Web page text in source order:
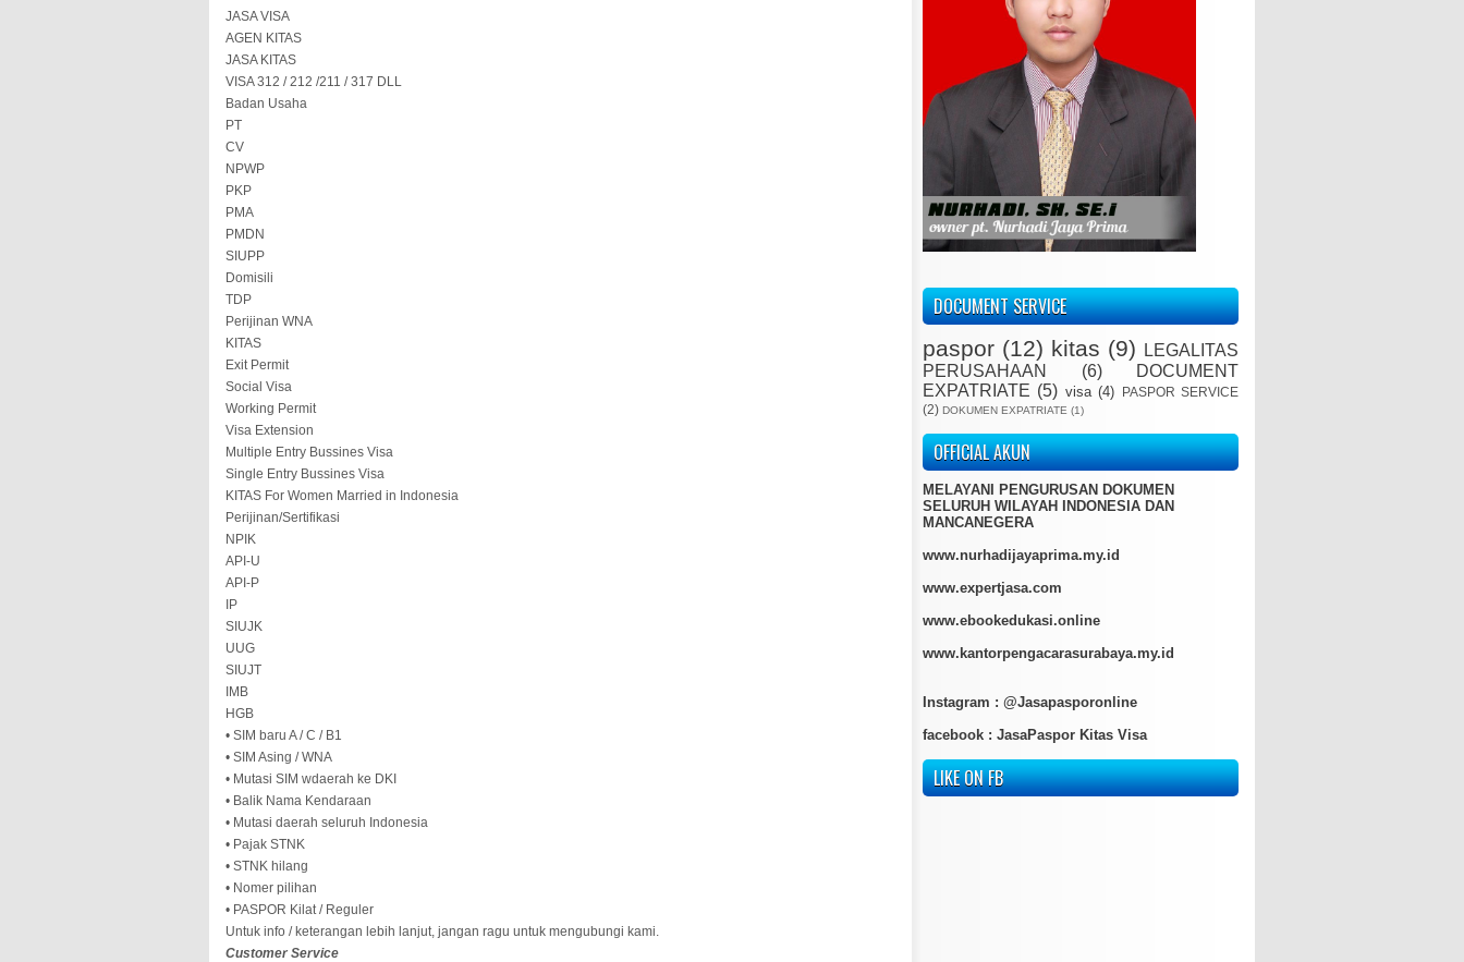
JASA VISA
AGEN KITAS
JASA KITAS
VISA 312 / 212 /211 / 317 DLL
Badan Usaha
PT
CV
NPWP
PKP
PMA
PMDN
SIUPP
Domisili
TDP
Perijinan WNA
KITAS
Exit Permit
Social Visa
Working Permit
Visa Extension
Multiple Entry Bussines Visa
Single Entry Bussines Visa
KITAS For Women Married in Indonesia
Perijinan/Sertifikasi
NPIK
API-U
API-P
IP
SIUJK
UUG
SIUJT
IMB
HGB
• SIM baru A / C / B1
• SIM Asing / WNA
• Mutasi SIM wdaerah ke DKI
• Balik Nama Kendaraan
• Mutasi daerah seluruh Indonesia
• Pajak STNK
• STNK hilang
• Nomer pilihan
• PASPOR Kilat / Reguler
Untuk info / keterangan lebih lanjut, jangan ragu untuk mengubungi kami.
Customer Service
DOCUMENT SERVICE
paspor (12) kitas (9)
LEGALITAS
PERUSAHAAN
(6)
DOCUMENT
EXPATRIATE (5) visa (4)
PASPOR SERVICE
(2) DOKUMEN EXPATRIATE (1)
OFFICIAL AKUN
MELAYANI PENGURUSAN DOKUMEN
SELURUH WILAYAH INDONESIA DAN
MANCANEGERA
www.nurhadijayaprima.my.id
www.expertjasa.com
www.ebookedukasi.online
www.kantorpengacarasurabaya.my.id
Instagram : @Jasapasporonline
facebook : JasaPaspor Kitas Visa
LIKE ON FB